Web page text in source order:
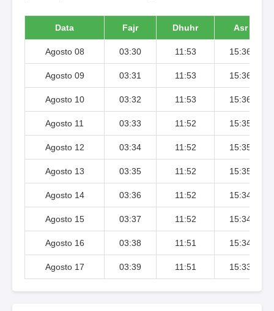
Data Fajr Dhuhr Asr
Agosto 08 03:30 11:53 15:36
Agosto 09 03:31 11:53 15:36
Agosto 10 03:32 11:53 15:36
Agosto 11 03:33 11:52 15:35
Agosto 12 03:34 11:52 15:35
Agosto 13 03:35 11:52 15:35
Agosto 14 03:36 11:52 15:34
Agosto 15 03:37 11:52 15:34
Agosto 16 03:38 11:51 15:34
Agosto 17 03:39 11:51 15:33